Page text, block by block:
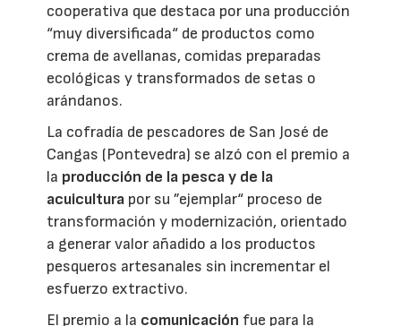
cooperativa que destaca por una producción
“muy diversificada“ de productos como
crema de avellanas, comidas preparadas
ecológicas y transformados de setas o
arándanos.
La cofradía de pescadores de San José de
Cangas (Pontevedra) se alzó con el premio a
la producción de la pesca y de la
acuicultura por su ”ejemplar“ proceso de
transformación y modernización, orientado
a generar valor añadido a los productos
pesqueros artesanales sin incrementar el
esfuerzo extractivo.
El premio a la comunicación fue para la